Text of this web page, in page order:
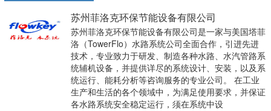
苏州菲洛克环保节能设备有限公司
苏州菲洛克环保节能设备有限公司是一家与美国塔菲
洛（TowerFlo）水路系统公司全面合作，引进先进
技术，专业致力于研发、制造各种水路、水汽管路系
统辅机设备，并提供详尽的系统设计、安装，以及系
统运行、能耗分析等咨询服务的专业公司。 在工业
生产和生活的各个领域中，为满足使用要求，并保证
各水路系统安全稳定运行，须在系统中设